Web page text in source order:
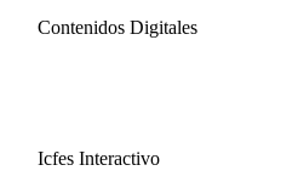
Contenidos Digitales
Icfes Interactivo